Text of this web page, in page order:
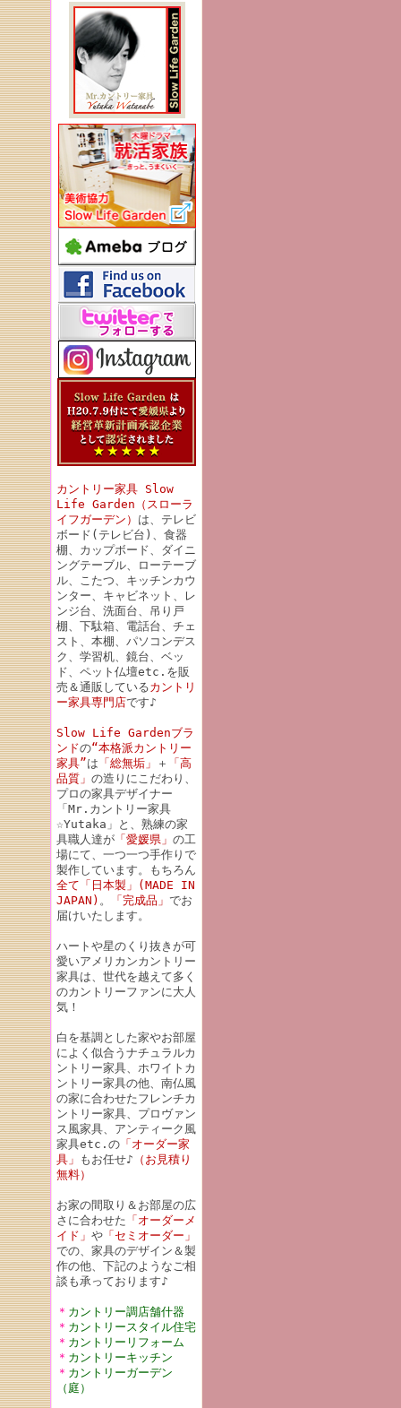
カントリー家具 Slow
Life Garden（スローラ
イフガーデン） は、テレビ
ボード(テレビ台)、食器
棚、カップボード、ダイニ
ングテーブル、ローテーブ
ル、こたつ、キッチンカウ
ンター、キャビネット、レ
ンジ台、洗面台、吊り戸
棚、下駄箱、電話台、チェ
スト、本棚、パソコンデス
ク、学習机、鏡台、ベッ
ド、ペット仏壇etc.を販
売＆通販しているカントリ
ー家具専門店です♪
Slow Life Gardenブラ
ンドの“本格派カントリー
家具”は 「総無垢」 ＋
「高
品質」 の造りにこだわり、
プロの家具デザイナー
「Mr.カントリー家具
☆Yutaka」と、熟練の家
具職人達が 「愛媛県」 の工
場にて、一つ一つ手作りで
製作しています。もちろん
全て「日本製」(MADE IN
JAPAN) 。 「完成品」 でお
届けいたします。
ハートや星のくり抜きが可
愛いアメリカンカントリー
家具は、世代を越えて多く
のカントリーファンに大人
気！
白を基調とした家やお部屋
によく似合うナチュラルカ
ントリー家具、ホワイトカ
ントリー家具の他、南仏風
の家に合わせたフレンチカ
ントリー家具、プロヴァン
ス風家具、アンティーク風
家具etc.の 「オーダー家
具」 もお任せ♪ （お見積り
無料）
お家の間取り＆お部屋の広
さに合わせた 「オーダーメ
イド」 や 「セミオーダー」
での、家具のデザイン＆製
作の他、下記のようなご相
談も承っております♪
＊ カントリー調店舗什器
＊ カントリースタイル住宅
＊ カントリーリフォーム
＊ カントリーキッチン
＊ カントリーガーデン
（庭）